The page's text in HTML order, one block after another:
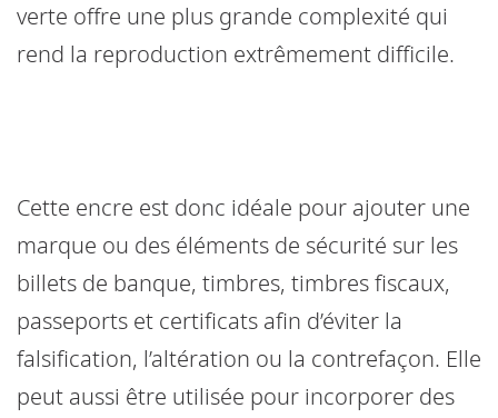
verte offre une plus grande complexité qui
rend la reproduction extrêmement difficile.
Cette encre est donc idéale pour ajouter une
marque ou des éléments de sécurité sur les
billets de banque, timbres, timbres fiscaux,
passeports et certificats afin d’éviter la
falsification, l’altération ou la contrefaçon. Elle
peut aussi être utilisée pour incorporer des